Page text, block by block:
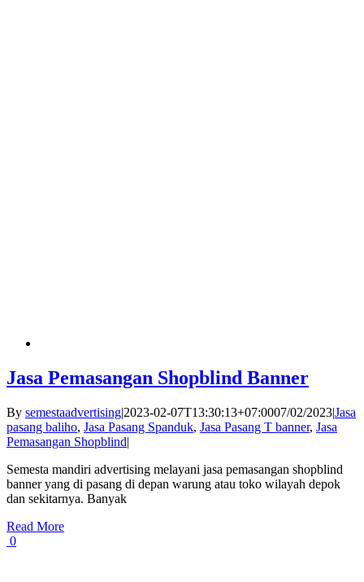
Jasa Pemasangan Shopblind Banner
By semestaadvertising|2023-02-07T13:30:13+07:0007/02/2023|Jasa
pasang baliho, Jasa Pasang Spanduk, Jasa Pasang T banner, Jasa
Pemasangan Shopblind|
Semesta mandiri advertising melayani jasa pemasangan shopblind
banner yang di pasang di depan warung atau toko wilayah depok
dan sekitarnya. Banyak
Read More
0